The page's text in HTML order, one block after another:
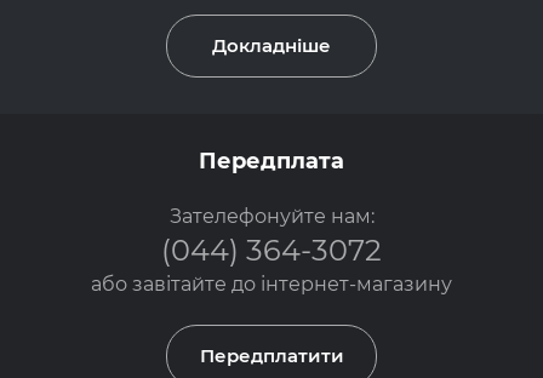
Докладніше
Передплата
Зателефонуйте нам:
(044) 364-3072
або завітайте до інтернет-магазину
Передплатити